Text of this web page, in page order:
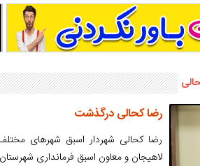
سیاهکل نیز بود و در سال ۱۳۵۸ بازنشست شد.
رضا کحالی درگذشت
رضا کحالی شهردار اسبق شهرهای مختلف
لاهیجان و معاون اسبق فرمانداری